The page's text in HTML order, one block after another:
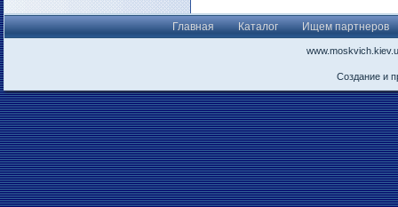
Главная Каталог Ищем партнеров
Создание и